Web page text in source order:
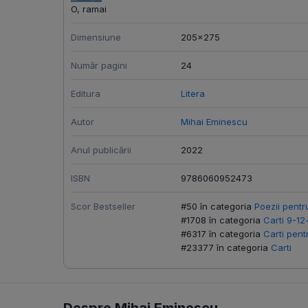
O, ramai
Dimensiune 205x275
Număr pagini 24
Editura Litera
Autor Mihai Eminescu
Anul publicării 2022
ISBN 9786060952473
Scor Bestseller #50 în categoria Poezii
#1708 în categoria Carti 9-
#6317 în categoria Carti
#23377 în categoria Carti